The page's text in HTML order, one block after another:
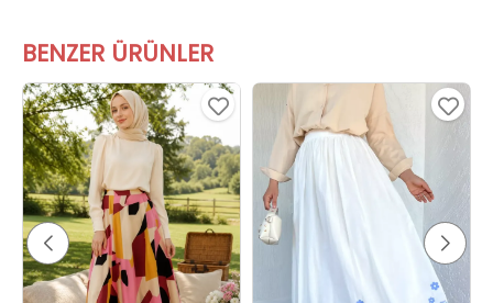
BENZER ÜRÜNLER